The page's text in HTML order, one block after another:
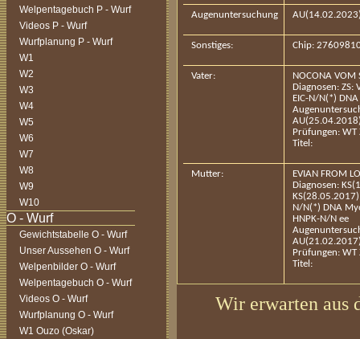
Welpentagebuch P - Wurf
Videos P - Wurf
Wurfplanung P - Wurf
W1
W2
W3
W4
W5
W6
W7
W8
W9
W10
Gewichtstabelle O - Wurf
Unser Aussehen O - Wurf
Welpenbilder O - Wurf
Welpentagebuch O - Wurf
Videos O - Wurf
Wurfplanung O - Wurf
W1 Ouzo (Oskar)
Augenuntersuchung
Sonstiges: Chip:
Vater:
NOCONA VOM
Diagnosen: ZS:
EIC-N/N(*)
Prüfungen:
Titel:
Mutter:
EVIAN FROM
Diagnosen:
KS(28.05.2017)
N/N(*) DNA
HNPK-N/N ee
Prüfungen:
Titel:
Wir erwarten aus